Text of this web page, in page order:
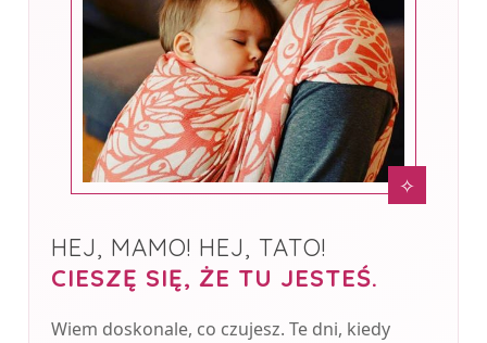
✧
HEJ, MAMO! HEJ, TATO!
CIESZĘ SIĘ, ŻE TU JESTEŚ.
Wiem doskonale, co czujesz. Te dni, kiedy